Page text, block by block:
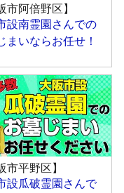
市阿倍野区】
設南霊園さんでの
まいならお任せ！
市平野区】
設瓜破霊園さんで